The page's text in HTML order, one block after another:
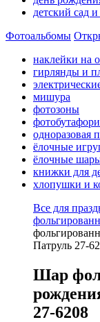
детский сад
Фотоальбомы
наклейки на
гирлянды и
мишура
фотозоны
одноразовая
ёлочные
ёлочные
книжки для
хлопушки и
Все для
Патруль 27-
Шар
27-6208